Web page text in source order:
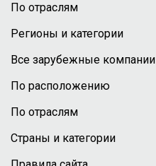
По отраслям
Регионы и категории
Все зарубежные компании
По расположению
По отраслям
Страны и категории